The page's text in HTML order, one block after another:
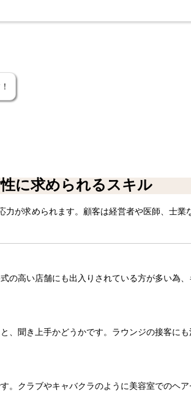
に求められるスキル
が求められます。顧客は経営者や医師、士
の高い店舗にも出入りされている方が多い為
、聞き上手かどうかです。ラウンジの接客に
。クラブやキャバクラのように美容室でのヘ